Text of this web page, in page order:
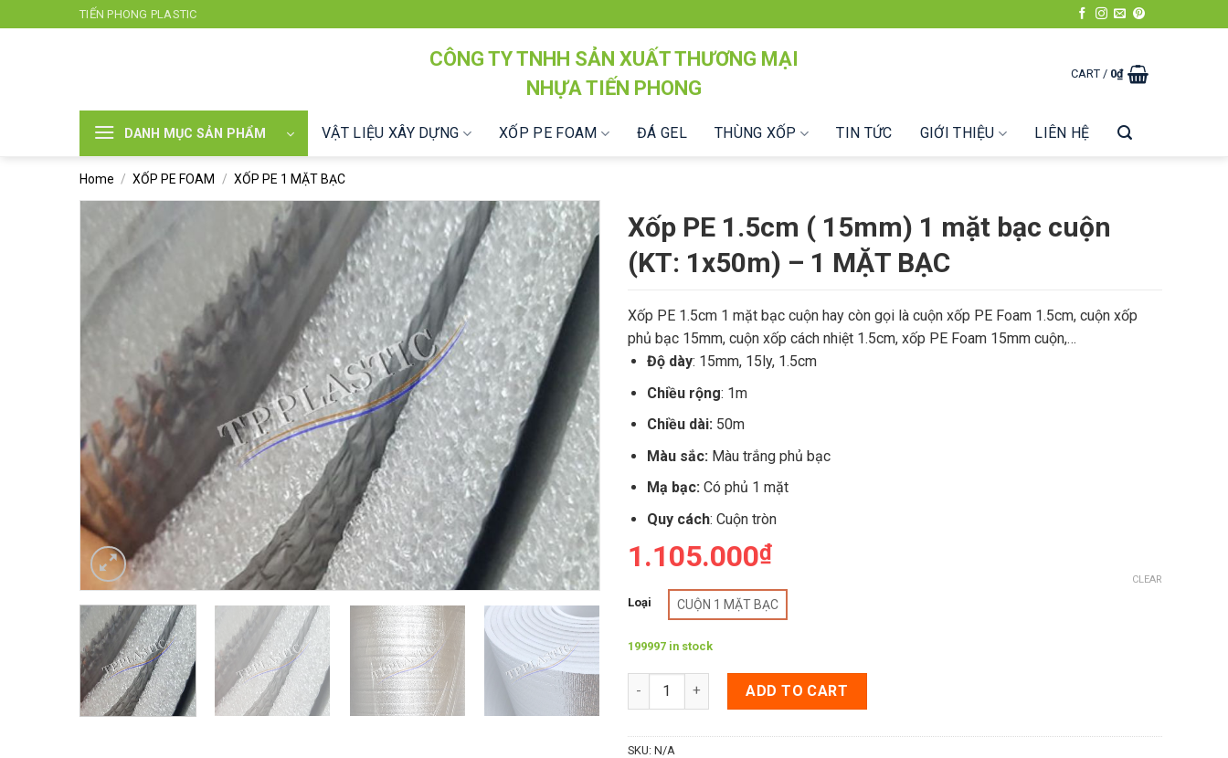
đến
TIẾN PHONG PLASTIC
CÔNG TY TNHH SẢN XUẤT THƯƠNG MẠI
NHỰA TIẾN PHONG
CART / 0₫
DANH MỤC SẢN PHẨM VẬT LIỆU XÂY DỰNG XỐP PE FOAM ĐÁ GEL THÙNG XỐP TIN TỨC GIỚI THIỆU LIÊN HỆ
Home / XỐP PE FOAM / XỐP PE 1 MẶT BẠC
Xốp PE 1.5cm ( 15mm) 1 mặt bạc cuộn
(KT: 1x50m) – 1 MẶT BẠC
Xốp PE 1.5cm 1 mặt bạc cuộn hay còn gọi là cuộn xốp PE Foam 1.5cm, cuộn xốp
phủ bạc 15mm, cuộn xốp cách nhiệt 1.5cm, xốp PE Foam 15mm cuộn,…
Độ dày: 15mm, 15ly, 1.5cm
Chiều rộng: 1m
Chiều dài:50m
Màu sắc: Màu trắng phủ bạc
Mạ bạc:Có phủ 1 mặt
Quy cách: Cuộn tròn
1.105.000₫
Loại CUỘN 1 MẶT BẠC
CLEAR
199997 in stock
Xốp PE 1.5cm ( 15mm) 1 mặt bạc cuộn (KT: 1x50m) - 1 MẶT BẠC quantity
ADD TO CART
SKU: N/A